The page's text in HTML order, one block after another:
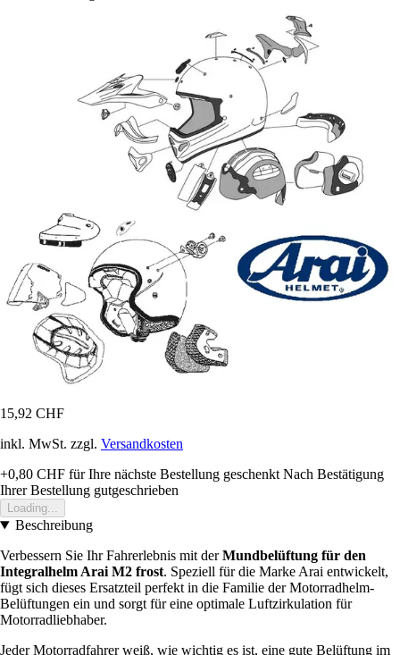
15,92 CHF
inkl. MwSt. zzgl. Versandkosten
+0,80 CHF für Ihre nächste Bestellung geschenkt Nach Bestätigung
Ihrer Bestellung gutgeschrieben
Loading...
Beschreibung
Verbessern Sie Ihr Fahrerlebnis mit derMundbelüftung für den
Integralhelm Arai M2 frost. Speziell für die Marke Arai entwickelt,
fügt sich dieses Ersatzteil perfekt in die Familie der Motorradhelm-
Belüftungen ein und sorgt für eine optimale Luftzirkulation für
Motorradliebhaber.
Jeder Motorradfahrer weiß, wie wichtig es ist, eine gute Belüftung im